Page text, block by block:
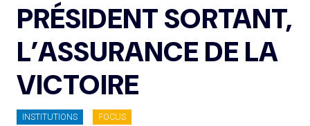
PRÉSIDENT SORTANT,
L’ASSURANCE DE LA
VICTOIRE
INSTITUTIONS FOCUS